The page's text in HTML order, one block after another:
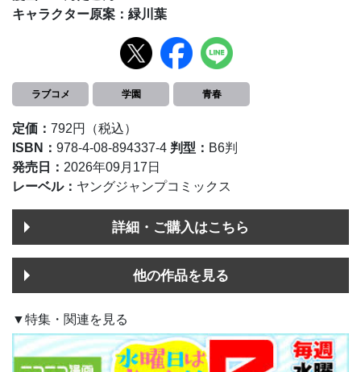
キャラクター原案：緑川葉
ラブコメ 学園 青春
定価： 792円（税込）
ISBN： 978-4-08-894337-4 判型： B6判
発売日： 2026年09月17日
レーベル： ヤングジャンプコミックス
詳細・ご購入はこちら
他の作品を見る
▼特集・関連を見る